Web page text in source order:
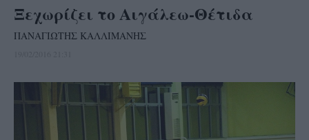
Ξεχωρίζει το Αιγάλεω-Θέτιδα
ΠΑΝΑΓΙΩΤΗΣ ΚΑΛΛΙΜΑΝΗΣ